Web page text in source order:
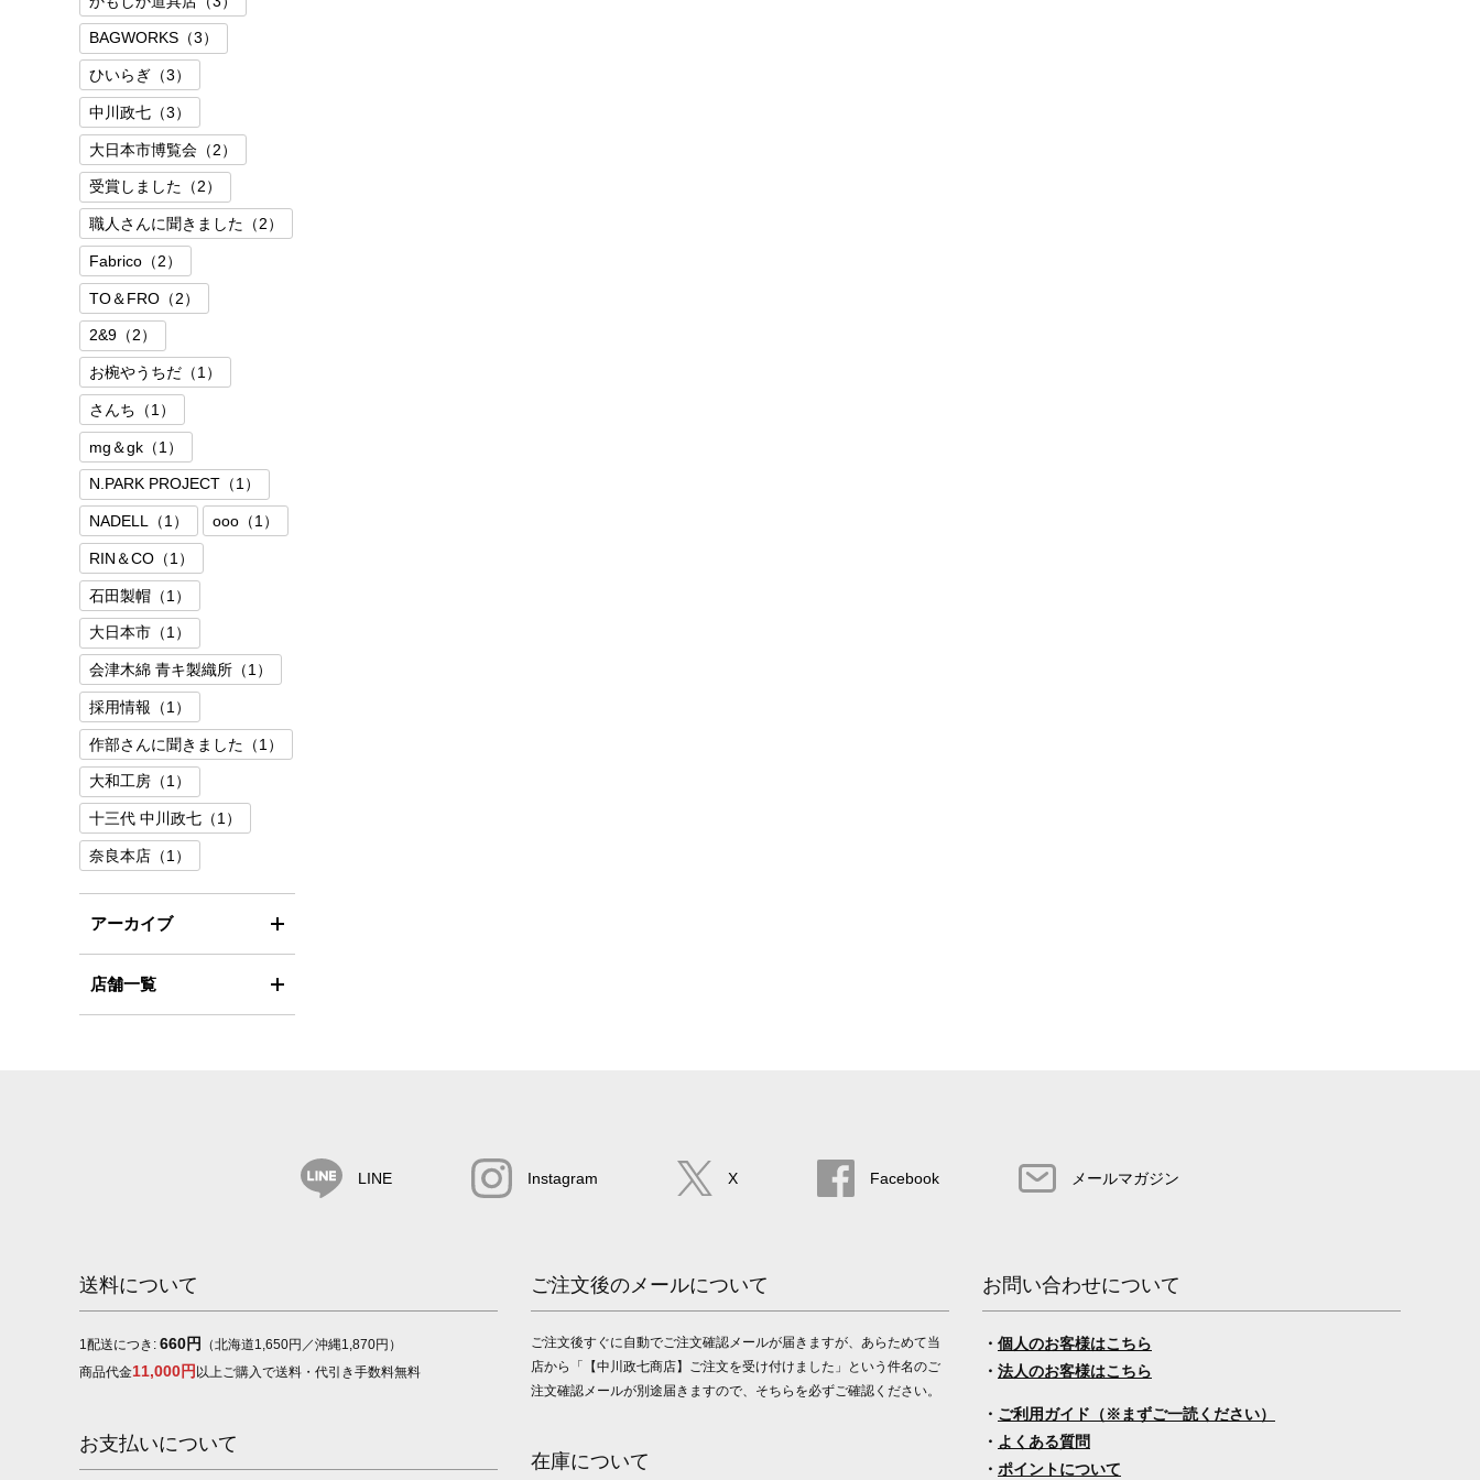
BAGWORKS（3）
ひいらぎ（3）
中川政七（3）
大日本市博覧会（2）
受賞しました（2）
職人さんに聞きました（2）
Fabrico（2）
TO＆FRO（2）
2&9（2）
お椀やうちだ（1）
さんち（1）
mg＆gk（1）
N.PARK PROJECT（1）
NADELL（1） ooo（1）
RIN＆CO（1）
石田製帽（1）
大日本市（1）
会津木綿 青キ製織所（1）
採用情報（1）
作部さんに聞きました（1）
大和工房（1）
十三代 中川政七（1）
奈良本店（1）
アーカイブ
店舗一覧
LINE Instagram X Facebook メールマガジン
送料について
1配送につき: 660円
（北海道1,650円／沖縄1,870円）
商品代金11,000円 以上ご購入で送料・代引き手数料無料
お支払いについて
ご注文後のメールについて
ご注文後すぐに自動でご注文確認メールが届きますが、あらためて当
店から「【中川政七商店】ご注文を受け付けました」という件名のご
注文確認メールが別途届きますので、そちらを必ずご確認ください。
在庫について
お問い合わせについて
・ 個人のお客様はこちら
・ 法人のお客様はこちら
・ ご利用ガイド（※まずご一読ください）
・ よくある質問
・ ポイントについて